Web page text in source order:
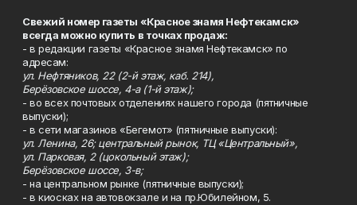
Свежий номер газеты «Красное знамя Нефтекамск»
всегда можно купить в точках продаж:
- в редакции газеты «Красное знамя Нефтекамск» по
адресам:
ул. Нефтяников, 22 (2-й этаж, каб. 214),
Берёзовское шоссе, 4-а (1-й этаж);
- во всех почтовых отделениях нашего города (пятничные
выпуски);
- в сети магазинов «Бегемот» (пятничные выпуски):
ул. Ленина, 26; центральный рынок, ТЦ «Центральный»,
ул. Парковая, 2 (цокольный этаж);
Берёзовское шоссе, 3-в;
- на центральном рынке (пятничные выпуски);
- в киосках на автовокзале и на пр.Юбилейном, 5.